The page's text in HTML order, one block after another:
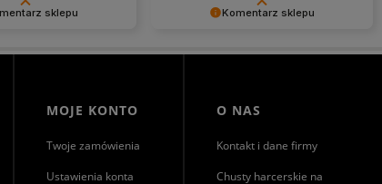
sklepu
że zakup przeszedł
Dziękujemy raz
Komentarz sklepu
ciepło oceniłeś naszą pracę. Mamy
pozdrawiamy, Morowo Team
MOJE KONTO
Twoje zamówienia
Ustawienia konta
O NAS
Kontakt i dane firmy
Chusty harcerskie na